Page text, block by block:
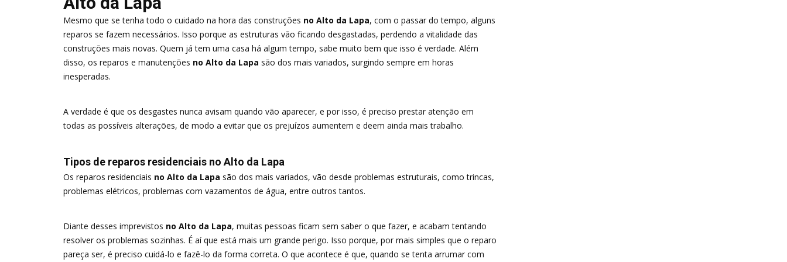
Mesmo que se tenha todo o cuidado na hora das construções no Alto da Lapa, com o passar do tempo, alguns
reparos se fazem necessários. Isso porque as estruturas vão ficando desgastadas, perdendo a vitalidade das
construções mais novas. Quem já tem uma casa há algum tempo, sabe muito bem que isso é verdade. Além
disso, os reparos e manutenções no Alto da Lapa são dos mais variados, surgindo sempre em horas
inesperadas.
A verdade é que os desgastes nunca avisam quando vão aparecer, e por isso, é preciso prestar atenção em
todas as possíveis alterações, de modo a evitar que os prejuízos aumentem e deem ainda mais trabalho.
Tipos de reparos residenciais no Alto da Lapa
Os reparos residenciais no Alto da Lapa são dos mais variados, vão desde problemas estruturais, como trincas,
problemas elétricos, problemas com vazamentos de água, entre outros tantos.
Diante desses imprevistos no Alto da Lapa, muitas pessoas ficam sem saber o que fazer, e acabam tentando
resolver os problemas sozinhas. É aí que está mais um grande perigo. Isso porque, por mais simples que o reparo
pareça ser, é preciso cuidá-lo e fazê-lo da forma correta. O que acontece é que, quando se tenta arrumar com